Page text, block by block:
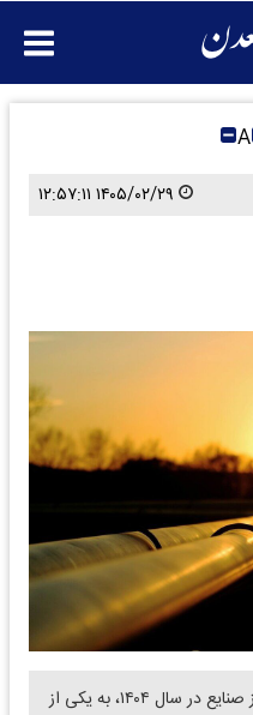
A
دنیای معدن: افزایش تدریجی نرخ گاز صنایع در سال ۱۴۰۴، به یکی از